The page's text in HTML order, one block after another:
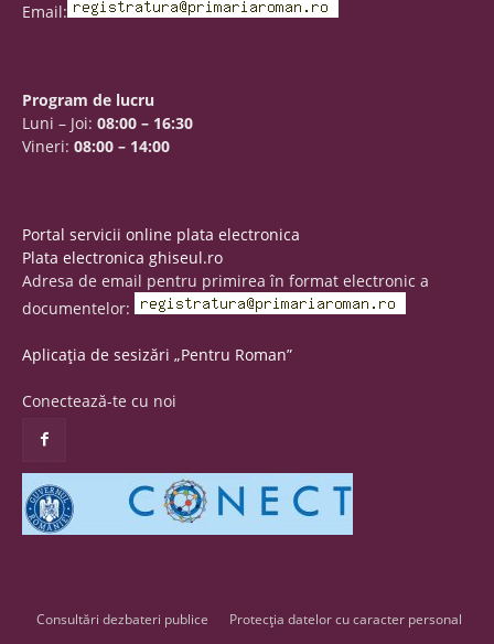
Email:
Program de lucru
Luni – Joi: 08:00 – 16:30
Vineri: 08:00 – 14:00
Portal servicii online plata electronica
Plata electronica ghiseul.ro
Adresa de email pentru primirea în format electronic a
documentelor:
Aplicația de sesizări „Pentru Roman”
Conectează-te cu noi
Consultări dezbateri publice Protecția datelor cu caracter personal